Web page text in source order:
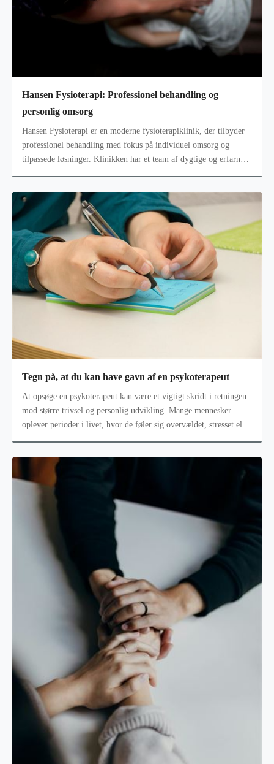
Hansen Fysioterapi: Professionel behandling og
personlig omsorg
Hansen Fysioterapi er en moderne fysioterapiklinik, der tilbyder
professionel behandling med fokus på individuel omsorg og
tilpassede løsninger. Klinikken har et team af dygtige og erfarne
Tegn på, at du kan have gavn af en psykoterapeut
At opsøge en psykoterapeut kan være et vigtigt skridt i retningen
mod større trivsel og personlig udvikling. Mange mennesker
oplever perioder i livet, hvor de føler sig overvældet, stresset eller